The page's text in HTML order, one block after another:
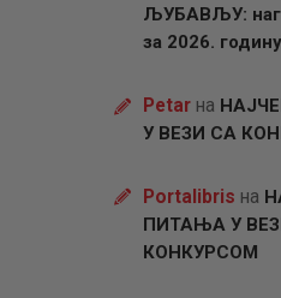
ЉУБАВЉУ:
за 2026. годину
Petarна
У ВЕЗИ СА
Portalibris на
ПИТАЊА У
КОНКУРСОМ